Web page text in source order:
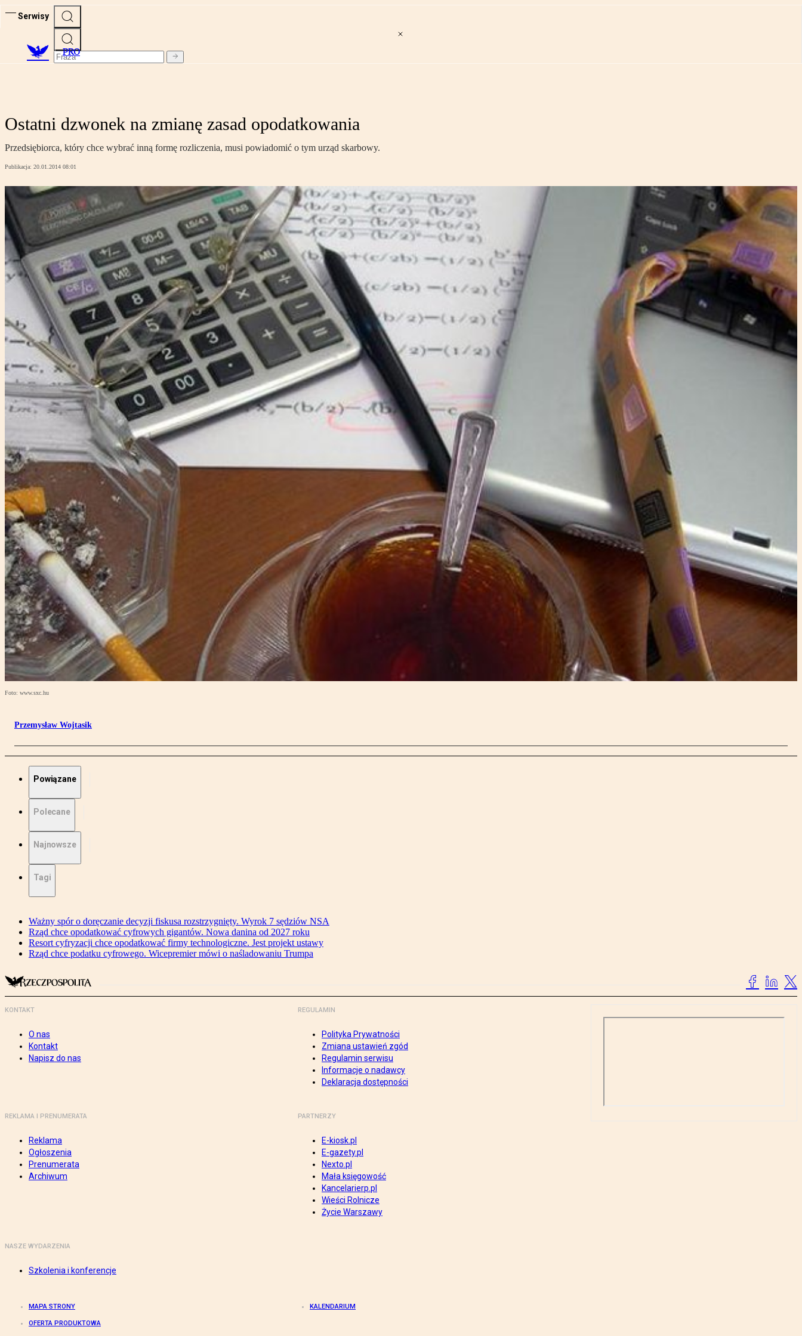
Serwisy
PRO
Ostatni dzwonek na zmianę zasad opodatkowania
Przedsiębiorca, który chce wybrać inną formę rozliczenia, musi powiadomić o tym urząd skarbowy.
Publikacja: 20.01.2014 08:01
Foto: www.sxc.hu
Przemysław Wojtasik
Powiązane
Polecane
Najnowsze
Tagi
Ważny spór o doręczanie decyzji fiskusa rozstrzygnięty. Wyrok 7 sędziów NSA
Rząd chce opodatkować cyfrowych gigantów. Nowa danina od 2027 roku
Resort cyfryzacji chce opodatkować firmy technologiczne. Jest projekt ustawy
Rząd chce podatku cyfrowego. Wicepremier mówi o naśladowaniu Trumpa
KONTAKT
O nas
Kontakt
Napisz do nas
REGULAMIN
Polityka Prywatności
Zmiana ustawień zgód
Regulamin serwisu
Informacje o nadawcy
Deklaracja dostępności
REKLAMA I PRENUMERATA
Reklama
Ogłoszenia
Prenumerata
Archiwum
PARTNERZY
E-kiosk.pl
E-gazety.pl
Nexto.pl
Mała księgowość
Kancelarierp.pl
Wieści Rolnicze
Życie Warszawy
NASZE WYDARZENIA
Szkolenia i konferencje
MAPA STRONY KALENDARIUM
OFERTA PRODUKTOWA